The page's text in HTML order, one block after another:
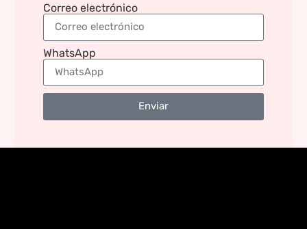
Correo electrónico
WhatsApp
Enviar